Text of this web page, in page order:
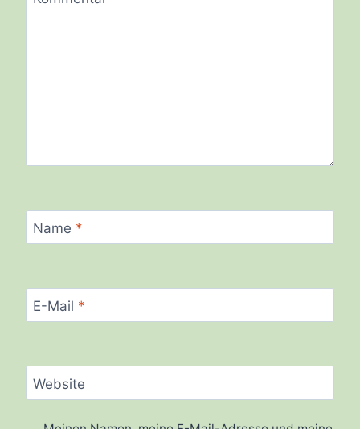
Name *
E-Mail *
Website